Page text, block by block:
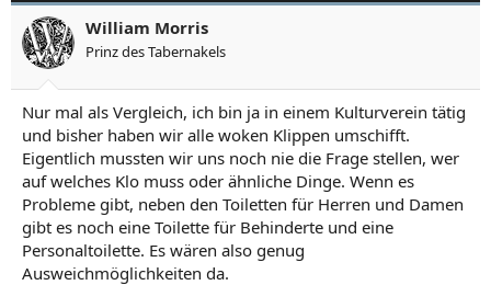
William Morris
Prinz des Tabernakels
Nur mal als Vergleich, ich bin ja in einem Kulturverein tätig
und bisher haben wir alle woken Klippen umschifft.
Eigentlich mussten wir uns noch nie die Frage stellen, wer
auf welches Klo muss oder ähnliche Dinge. Wenn es
Probleme gibt, neben den Toiletten für Herren und Damen
gibt es noch eine Toilette für Behinderte und eine
Personaltoilette. Es wären also genug
Ausweichmöglichkeiten da.